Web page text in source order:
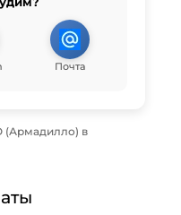
Почта
(Армадилло) в